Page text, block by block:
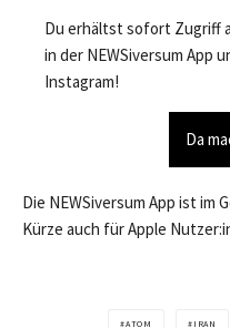
Du erhältst sofort Zugriff
in der NEWSiversum App
Instagram!
Da
Die NEWSiversum App ist im
Kürze auch für Apple
ATOM IRAN